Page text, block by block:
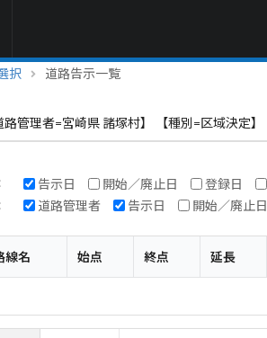
択 道路告示一覧
路管理者=宮崎県 諸塚村】 【種別=区域決定】
告示日 開始／廃止日 登録日
道路管理者 告示日 開始／廃止日
線名 始点 終点 延長